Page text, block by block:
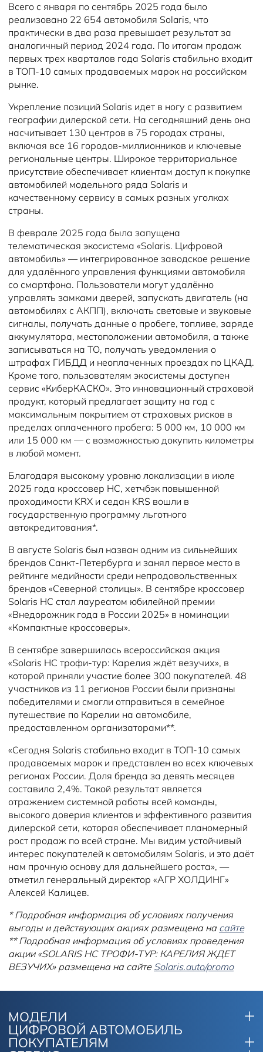
Всего с января по сентябрь 2025 года было
реализовано 22 654 автомобиля Solaris, что
практически в два раза превышает результат за
аналогичный период 2024 года. По итогам продаж
первых трех кварталов года Solaris стабильно входит
в ТОП-10 самых продаваемых марок на российском
рынке.
Укрепление позиций Solaris идет в ногу с развитием
географии дилерской сети. На сегодняшний день она
насчитывает 130 центров в 75 городах страны,
включая все 16 городов-миллионников и ключевые
региональные центры. Широкое территориальное
присутствие обеспечивает клиентам доступ к покупке
автомобилей модельного ряда Solaris и
качественному сервису в самых разных уголках
страны.
В феврале 2025 года была запущена
телематическая экосистема «Solaris. Цифровой
автомобиль» — интегрированное заводское решение
для удалённого управления функциями автомобиля
со смартфона. Пользователи могут удалённо
управлять замками дверей, запускать двигатель (на
автомобилях с АКПП), включать световые и звуковые
сигналы, получать данные о пробеге, топливе, заряде
аккумулятора, местоположении автомобиля, а также
записываться на ТО, получать уведомления о
штрафах ГИБДД и неоплаченных проездах по ЦКАД.
Кроме того, пользователям экосистемы доступен
сервис «КиберКАСКО». Это инновационный страховой
продукт, который предлагает защиту на год с
максимальным покрытием от страховых рисков в
пределах оплаченного пробега: 5 000 км, 10 000 км
или 15 000 км — с возможностью докупить километры
в любой момент.
Благодаря высокому уровню локализации в июле
2025 года кроссовер HC, хетчбэк повышенной
проходимости KRX и седан KRS вошли в
государственную программу льготного
автокредитования*.
В августе Solaris был назван одним из сильнейших
брендов Санкт-Петербурга и занял первое место в
рейтинге медийности среди непродовольственных
брендов «Северной столицы». В сентябре кроссовер
Solaris HC стал лауреатом юбилейной премии
«Внедорожник года в России 2025» в номинации
«Компактные кроссоверы».
В сентябре завершилась всероссийская акция
«Solaris HC трофи-тур: Карелия ждёт везучих», в
которой приняли участие более 300 покупателей. 48
участников из 11 регионов России были признаны
победителями и смогли отправиться в семейное
путешествие по Карелии на автомобиле,
предоставленном организаторами**.
«Сегодня Solaris стабильно входит в ТОП-10 самых
продаваемых марок и представлен во всех ключевых
регионах России. Доля бренда за девять месяцев
составила 2,4%. Такой результат является
отражением системной работы всей команды,
высокого доверия клиентов и эффективного развития
дилерской сети, которая обеспечивает планомерный
рост продаж по всей стране. Мы видим устойчивый
интерес покупателей к автомобилям Solaris, и это даёт
нам прочную основу для дальнейшего роста», —
отметил генеральный директор «АГР ХОЛДИНГ»
Алексей Калицев.
* Подробная информация об условиях получения
выгоды и действующих акциях размещена на сайте
** Подробная информация об условиях проведения
акции «SOLARIS HC ТРОФИ-ТУР: КАРЕЛИЯ ЖДЕТ
ВЕЗУЧИХ» размещена на сайте Solaris.auto/promo
МОДЕЛИ
ЦИФРОВОЙ АВТОМОБИЛЬ
ПОКУПАТЕЛЯМ